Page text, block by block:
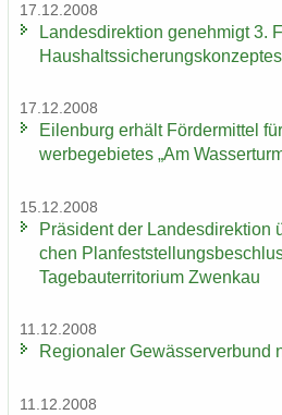
17.12.2008
Lan­des­di­rek­ti­on ge­neh­migt 3.
17.12.2008
Ei­len­burg er­hält För­der­mit­tel
wer­be­ge­bie­tes „Am
15.12.2008
Prä­si­dent der Lan­des­di­rek­ti­on
chen
Ta­ge­bau­ter­ri­to­ri­um Zwenkau
11.12.2008
Re­gio­na­ler Ge­wäs­ser­ver­bund
11.12.2008